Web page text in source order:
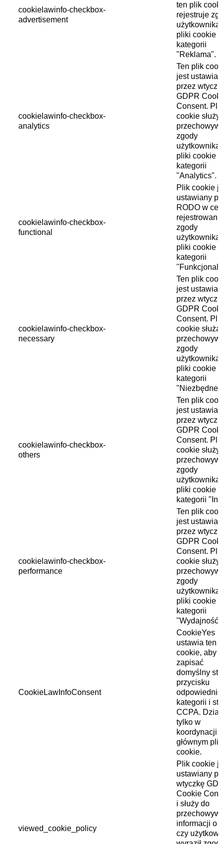
cookielawinfo-checkbox-
advertisement
ten plik
rejestruje
użytkownika
pliki cookie
kategorii
"Reklama".
cookielawinfo-checkbox-
analytics
Ten plik
jest
przez
GDPR
Consent.
cookie służy
zgody
użytkownika
pliki cookie
kategorii
"Analytics".
cookielawinfo-checkbox-
functional
Plik cookie
ustawiany
RODO w
zgody
użytkownika
pliki cookie
kategorii
cookielawinfo-checkbox-
necessary
Ten plik
jest
przez
GDPR
Consent.
cookie
zgody
użytkownika
pliki cookie
kategorii
cookielawinfo-checkbox-
others
Ten plik
jest
przez
GDPR
Consent.
cookie służy
zgody
użytkownika
pliki cookie
kategorii
cookielawinfo-checkbox-
performance
Ten plik
jest
przez
GDPR
Consent.
cookie służy
zgody
użytkownika
pliki cookie
kategorii
CookieLawInfoConsent
CookieYes
ustawia ten
cookie, aby
zapisać
domyślny
przycisku
kategorii i
CCPA.
tylko w
koordynacji
głównym
cookie.
viewed_cookie_policy
Plik cookie
ustawiany
wtyczkę
Cookie
i służy do
informacji o
czy